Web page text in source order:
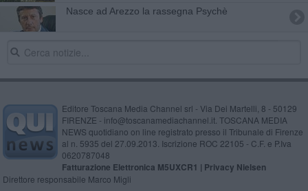
Nasce ad Arezzo la rassegna Psychè
Editore Toscana Media Channel srl - Via Dei Martelli, 8 - 50129
FIRENZE - info@toscanamediachannel.it. TOSCANA MEDIA
NEWS quotidiano on line registrato presso il Tribunale di Firenze
al n. 5935 del 27.09.2013. Iscrizione ROC 22105 - C.F. e P.Iva
0620787048
Fatturazione Elettronica M5UXCR1 | Privacy Nielsen
Direttore responsabile Marco Migli